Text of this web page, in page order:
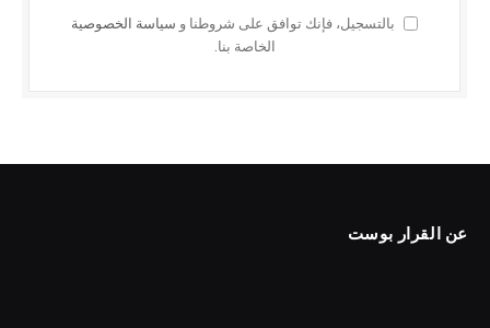
بالتسجيل، فإنك توافق على شروطنا و سياسة الخصوصية
الخاصة بنا.
عن القرار بوست